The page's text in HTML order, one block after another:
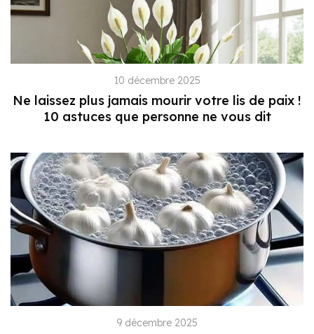
10 décembre 2025
Ne laissez plus jamais mourir votre lis de paix !
10 astuces que personne ne vous dit
9 décembre 2025